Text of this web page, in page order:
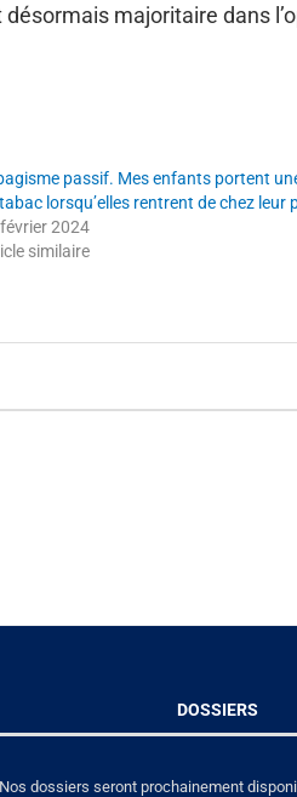
majoritaire dans
passif. Mes enfants portent
lorsqu’elles rentrent de chez leur
2024
similaire
DOSSIERS
Nos dossiers seront prochainement